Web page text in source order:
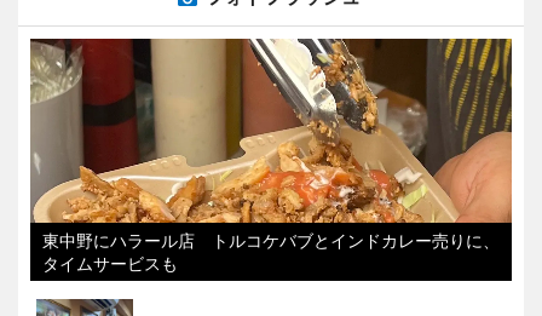
東中野にハラール店 トルコケバブとインドカレー売りに、
タイムサービスも